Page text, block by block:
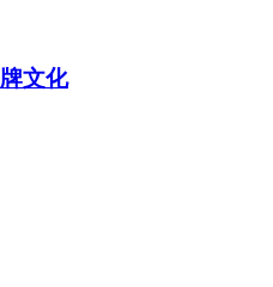
文化